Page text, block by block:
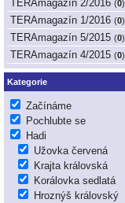
TERAmagazín 2/2016 (0)
TERAmagazín 1/2016 (0)
TERAmagazín 5/2015 (0)
TERAmagazín 4/2015 (0)
Kategorie
Začínáme
Pochlubte se
Hadi
Užovka červená
Krajta královská
Korálovka sedlatá
Hroznýš královský